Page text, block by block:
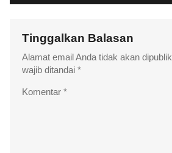
Tinggalkan Balasan
Alamat email Anda tidak akan
wajib ditandai *
Komentar *